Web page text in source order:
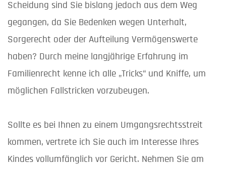
Scheidung sind Sie bislang jedoch aus dem Weg
gegangen, da Sie Bedenken wegen Unterhalt,
Sorgerecht oder der Aufteilung Vermögenswerte
haben? Durch meine langjährige Erfahrung im
Familienrecht kenne ich alle „Tricks“ und Kniffe, um
möglichen Fallstricken vorzubeugen.
Sollte es bei Ihnen zu einem Umgangsrechtsstreit
kommen, vertrete ich Sie auch im Interesse Ihres
Kindes vollumfänglich vor Gericht. Nehmen Sie am